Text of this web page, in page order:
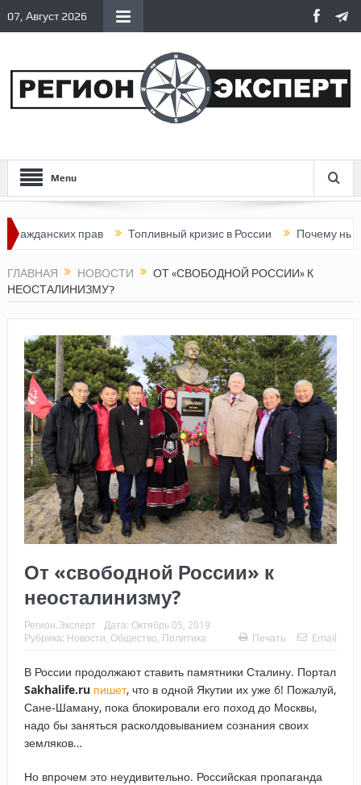
07, Август 2026
Menu
прав Топливный кризис в России Почему нынешняя
ГЛАВНАЯ НОВОСТИ
ОТ «СВОБОДНОЙ РОССИИ» К
НЕОСТАЛИНИЗМУ?
От «свободной России» к
неосталинизму?
Регион.Эксперт Дата: Октябрь 05, 2019
Рубрика: Новости Общество Политика Печать Email
В России продолжают ставить памятники Сталину. Портал
Sakhalife.ru пишет, что в одной Якутии их уже 6! Пожалуй,
Сане-Шаману, пока блокировали его поход до Москвы,
надо бы заняться расколдовыванием сознания своих
земляков…
Но впрочем это неудивительно. Российская пропаганда